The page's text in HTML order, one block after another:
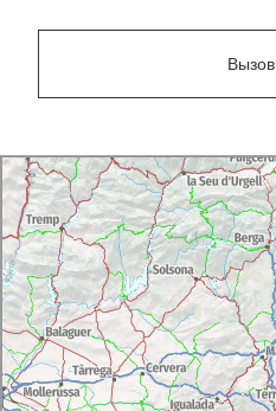
Вызов